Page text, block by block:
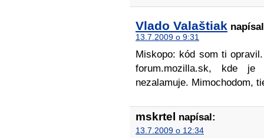
Vlado Valaštiak
13.7.2009 o 9:31
Miskopo: kód som ti
forum.mozilla.sk, kde
nezalamuje. Mimochodom,
mskrtel napísal:
13.7.2009 o 12:34